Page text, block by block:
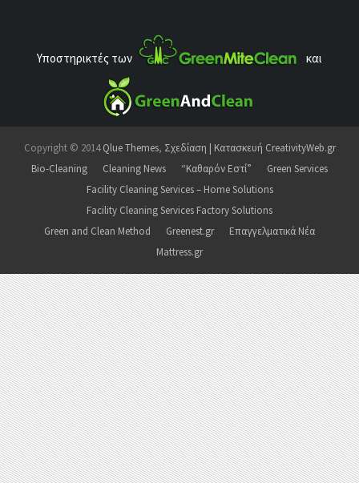
Υποστηρικτές των και
Copyright © 2014Qlue Themes, Σχεδίαση | Κατασκευή CreativityWeb.gr
Bio-Cleaning
Cleaning News “Καθαρόν Εστί”
Green Services
Facility Cleaning Services – Home Solutions
Facility Cleaning Services Factory Solutions
Green and Clean Method
Greenest.gr
Επαγγελματικά Νέα
Mattress.gr